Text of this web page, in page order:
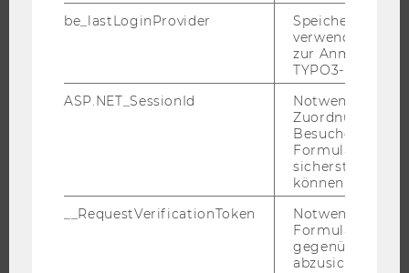
be_lastLoginProvider
Speichert die
verwendete
zur Anmeldung
TYPO3-Backend.
ASP.NET_SessionId
Notwendig, um
Zuordnung von
Besucher zu
sicherstellen zu
können.
__RequestVerificationToken
Notwendig, um
gegenüber
abzusichern.